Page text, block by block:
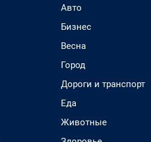
Авто
Бизнес
Весна
Город
Дороги и транспорт
Еда
Животные